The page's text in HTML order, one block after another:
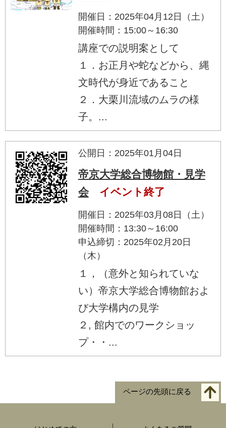
開催日：2025年04月12日（土）
開催時間：15:00～16:30
講座での説明案として
１．お正月や蛇などから、縄
文時代が身近であること
２．大栗川流域のムラの様
子。...
公開日：2025年01月04日
帝京大学総合博物館・見学
会
イベント終了
開催日：2025年03月08日（土）
開催時間：13:30～16:00
申込締切：2025年02月20日
（木）
１，（意外と知られていな
い）帝京大学総合博物館およ
び大学構内の見学
２, 館内でのワークショッ
プ・・...
ページの先頭に戻る